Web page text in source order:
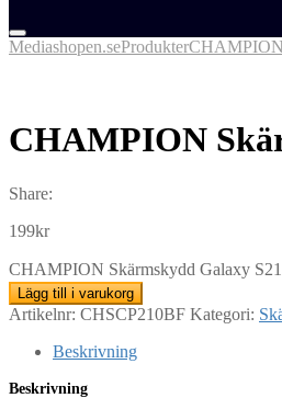
Mediashopen.seProdukterCHAMPION
CHAMPION
Share:
199kr
CHAMPION Skärmskydd Galaxy
Lägg till i varukorg
Artikelnr: CHSCP210BF Kategori:
Beskrivning
Beskrivning